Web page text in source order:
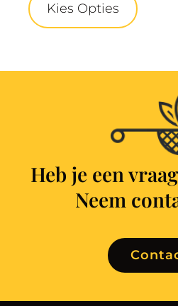
Kies Opties
Heb je een
Neem